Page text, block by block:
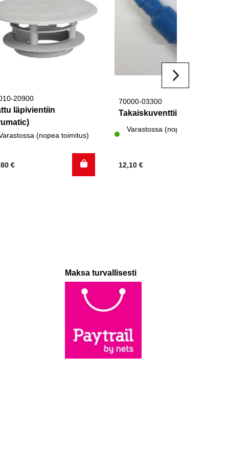
20900
läpivientiin
(nopea toimitus)
€
70000-03300
Takaiskuventtiili Truma
Varastossa (nopea toimitus)
12,10€
Maksa turvallisesti